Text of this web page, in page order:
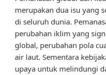
merupakan dua isu yang
di seluruh dunia.
perubahan iklim yang
global, perubahan pola
air laut. Sementara
upaya untuk melindungi